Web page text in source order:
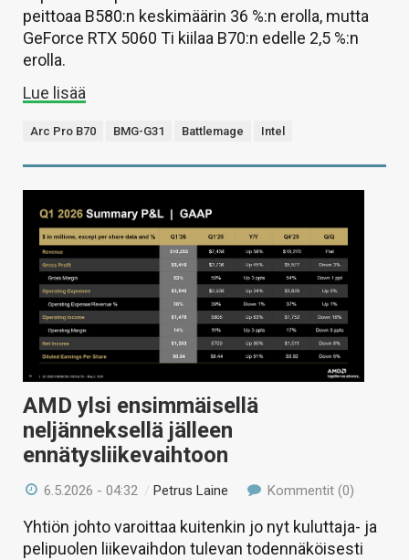
peittoaa B580:n keskimäärin 36 %:n erolla, mutta
GeForce RTX 5060 Ti kiilaa B70:n edelle 2,5 %:n
erolla.
Lue lisää
Arc Pro B70 BMG-G31 Battlemage Intel
AMD ylsi ensimmäisellä
neljänneksellä jälleen
ennätysliikevaihtoon
6.5.2026 - 04:32 /Petrus Laine Kommentit (0)
Yhtiön johto varoittaa kuitenkin jo nyt kuluttaja- ja
pelipuolen liikevaihdon tulevan todennäköisesti